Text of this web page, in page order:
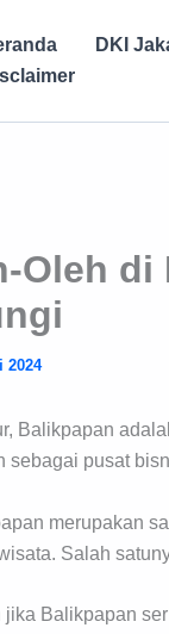
DKI
Oleh
2024
Balikpapan
sebagai pusat
merupakan
Salah
Balikpapan